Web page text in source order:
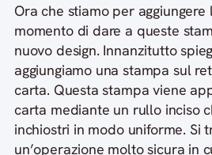
Ora che stiamo per aggiungere
momento di dare a queste
nuovo design. Innanzitutto
aggiungiamo una stampa sul
carta. Questa stampa viene
carta mediante un rullo inciso
inchiostri in modo uniforme. Si
un’operazione molto sicura in